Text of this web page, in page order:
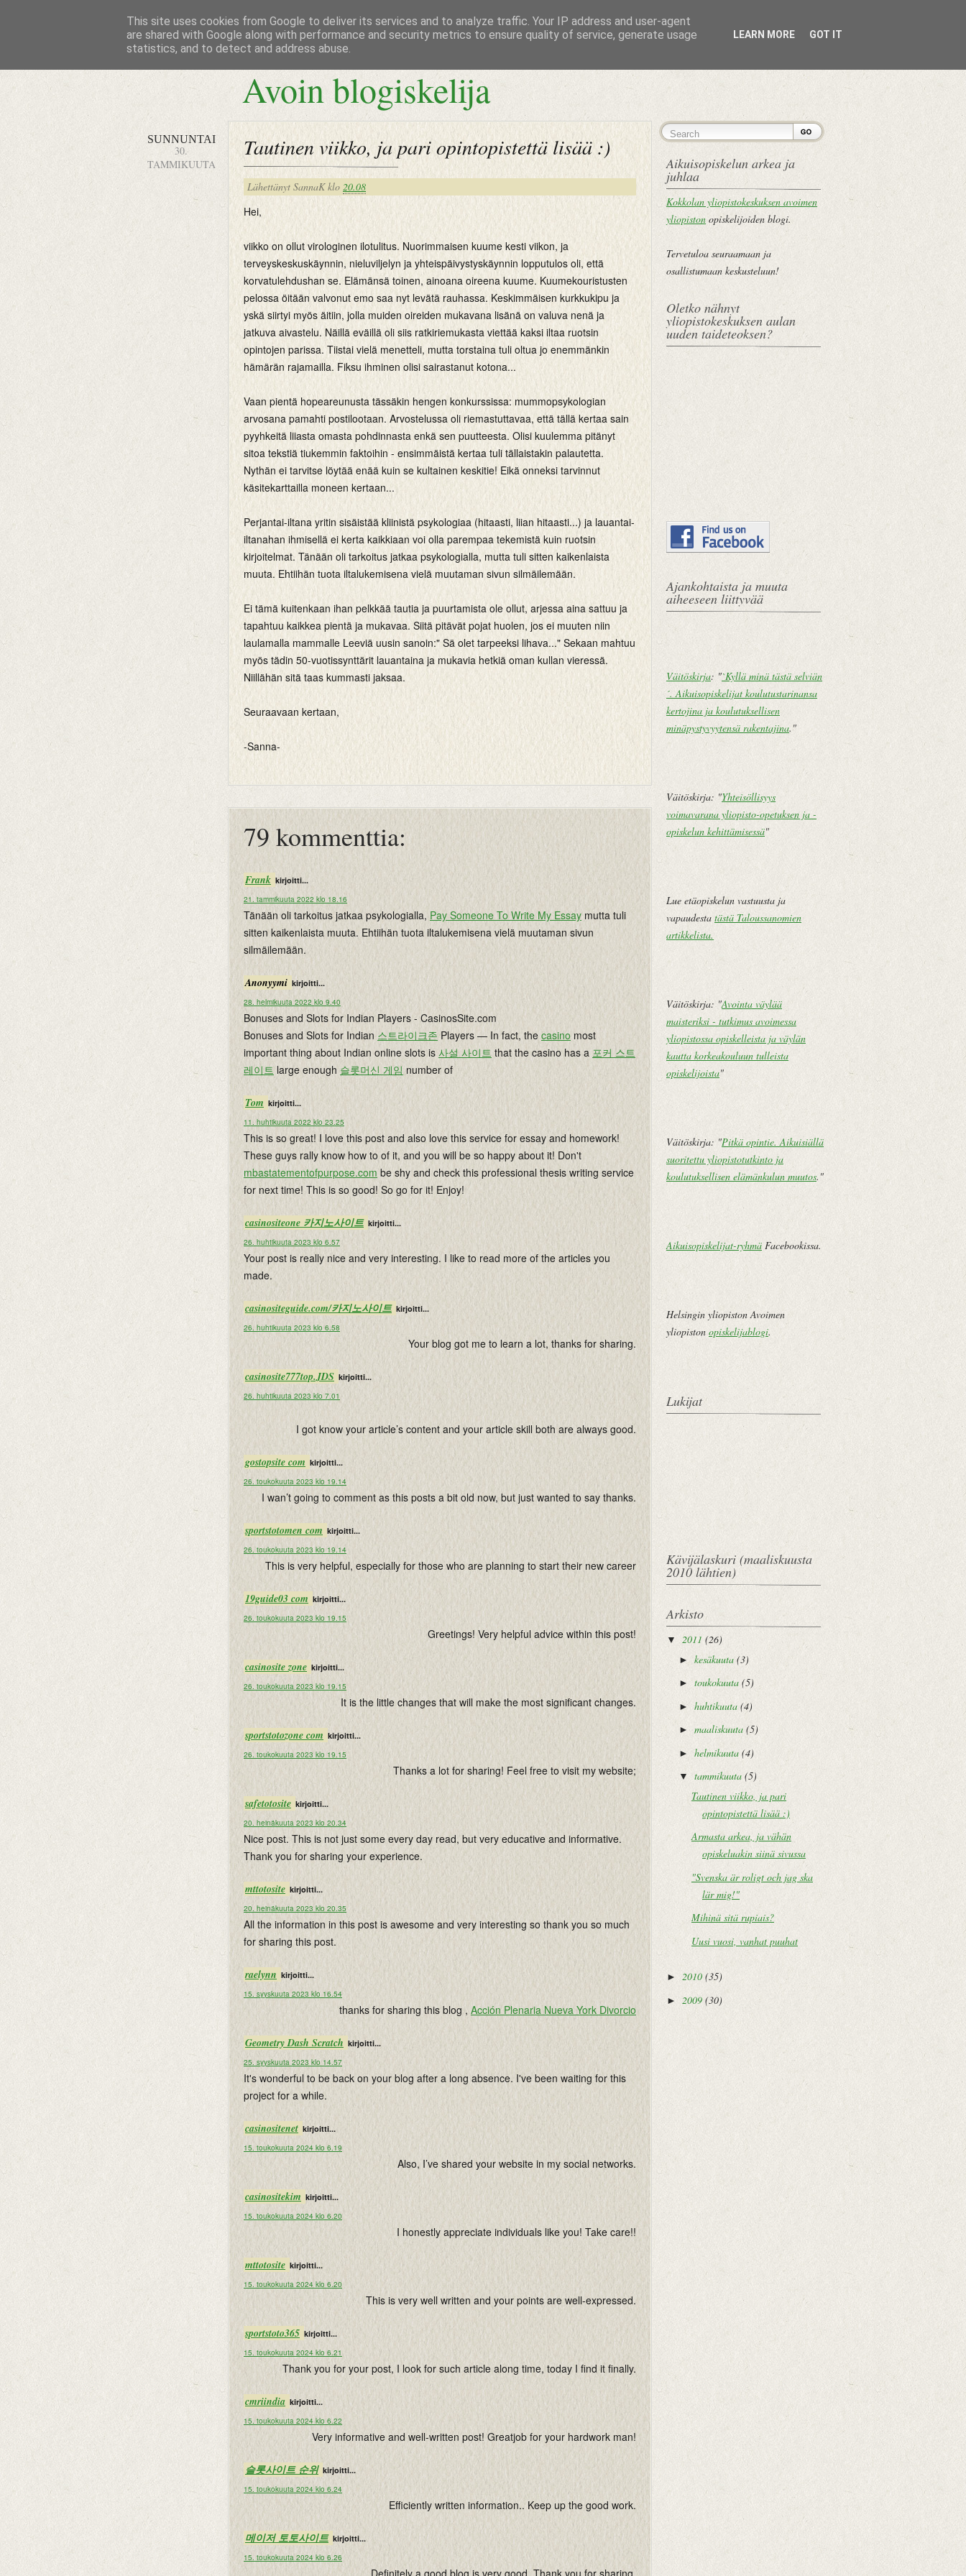
Avoin blogiskelija
SUNNUNTAI
30.
TAMMIKUUTA
Tautinen viikko, ja pari opintopistettä lisää :)
Lähettänyt SannaK klo 20.08
Hei,
viikko on ollut virologinen ilotulitus. Nuorimmaisen kuume kesti viikon, ja
terveyskeskuskäynnin, nieluviljelyn ja yhteispäivystyskäynnin lopputulos oli, että
korvatulehdushan se. Elämänsä toinen, ainoana oireena kuume. Kuumekouristusten
pelossa öitään valvonut emo saa nyt levätä rauhassa. Keskimmäisen kurkkukipu ja
yskä siirtyi myös äitiin, jolla muiden oireiden mukavana lisänä on valuva nenä ja
jatkuva aivastelu. Näillä eväillä oli siis ratkiriemukasta viettää kaksi iltaa ruotsin
opintojen parissa. Tiistai vielä menetteli, mutta torstaina tuli oltua jo enemmänkin
hämärän rajamailla. Fiksu ihminen olisi sairastanut kotona...
Vaan pientä hopeareunusta tässäkin hengen konkurssissa: mummopsykologian
arvosana pamahti postilootaan. Arvostelussa oli riemastuttavaa, että tällä kertaa sain
pyyhkeitä liiasta omasta pohdinnasta enkä sen puutteesta. Olisi kuulemma pitänyt
sitoa tekstiä tiukemmin faktoihin - ensimmäistä kertaa tuli tällaistakin palautetta.
Nythän ei tarvitse löytää enää kuin se kultainen keskitie! Eikä onneksi tarvinnut
käsitekarttailla moneen kertaan...
Perjantai-iltana yritin sisäistää kliinistä psykologiaa (hitaasti, liian hitaasti...) ja lauantai-
iltanahan ihmisellä ei kerta kaikkiaan voi olla parempaa tekemistä kuin ruotsin
kirjoitelmat. Tänään oli tarkoitus jatkaa psykologialla, mutta tuli sitten kaikenlaista
muuta. Ehtiihän tuota iltalukemisena vielä muutaman sivun silmäilemään.
Ei tämä kuitenkaan ihan pelkkää tautia ja puurtamista ole ollut, arjessa aina sattuu ja
tapahtuu kaikkea pientä ja mukavaa. Siitä pitävät pojat huolen, jos ei muuten niin
laulamalla mammalle Leeviä uusin sanoin:" Sä olet tarpeeksi lihava..." Sekaan mahtuu
myös tädin 50-vuotissynttärit lauantaina ja mukavia hetkiä oman kullan vieressä.
Niillähän sitä taas kummasti jaksaa.
Seuraavaan kertaan,
-Sanna-
79 kommenttia:
Frank kirjoitti...
21. tammikuuta 2022 klo 18.16
Tänään oli tarkoitus jatkaa psykologialla, Pay Someone To Write My Essay mutta tuli
sitten kaikenlaista muuta. Ehtiihän tuota iltalukemisena vielä muutaman sivun
silmäilemään.
Anonyymi kirjoitti...
28. helmikuuta 2022 klo 9.40
Bonuses and Slots for Indian Players - CasinosSite.com
Bonuses and Slots for Indian 스트라이크존Players — In fact, the casino most
important thing about Indian online slots is 사설 사이트 that the casino has a 포커 스트
레이트 large enough 슬롯머신 게임 number of
Tom kirjoitti...
11. huhtikuuta 2022 klo 23.25
This is so great! I love this post and also love this service for essay and homework!
These guys rally know how to of it, and you will be so happy about it! Don't
mbastatementofpurpose.com be shy and check this professional thesis writing service
for next time! This is so good! So go for it! Enjoy!
casinositeone 카지노사이트 kirjoitti...
26. huhtikuuta 2023 klo 6.57
Your post is really nice and very interesting. I like to read more of the articles you
made.
casinositeguide.com/카지노사이트 kirjoitti...
26. huhtikuuta 2023 klo 6.58
Your blog got me to learn a lot, thanks for sharing.
casinosite777top.JDS kirjoitti...
26. huhtikuuta 2023 klo 7.01
I got know your article’s content and your article skill both are always good.
gostopsite com kirjoitti...
26. toukokuuta 2023 klo 19.14
I wan’t going to comment as this posts a bit old now, but just wanted to say thanks.
sportstotomen com kirjoitti...
26. toukokuuta 2023 klo 19.14
This is very helpful, especially for those who are planning to start their new career
19guide03 com kirjoitti...
26. toukokuuta 2023 klo 19.15
Greetings! Very helpful advice within this post!
casinosite zone kirjoitti...
26. toukokuuta 2023 klo 19.15
It is the little changes that will make the most significant changes.
sportstotozone com kirjoitti...
26. toukokuuta 2023 klo 19.15
Thanks a lot for sharing! Feel free to visit my website;
safetotosite kirjoitti...
20. heinäkuuta 2023 klo 20.34
Nice post. This is not just some every day read, but very educative and informative.
Thank you for sharing your experience.
mttotosite kirjoitti...
20. heinäkuuta 2023 klo 20.35
All the information in this post is awesome and very interesting so thank you so much
for sharing this post.
raelynn kirjoitti...
15. syyskuuta 2023 klo 16.54
thanks for sharing this blog , Acción Plenaria Nueva York Divorcio
Geometry Dash Scratch kirjoitti...
25. syyskuuta 2023 klo 14.57
It's wonderful to be back on your blog after a long absence. I've been waiting for this
project for a while.
casinositenet kirjoitti...
15. toukokuuta 2024 klo 6.19
Also, I’ve shared your website in my social networks.
casinositekim kirjoitti...
15. toukokuuta 2024 klo 6.20
I honestly appreciate individuals like you! Take care!!
mttotosite kirjoitti...
15. toukokuuta 2024 klo 6.20
This is very well written and your points are well-expressed.
sportstoto365 kirjoitti...
15. toukokuuta 2024 klo 6.21
Thank you for your post, I look for such article along time, today I find it finally.
cmriindia kirjoitti...
15. toukokuuta 2024 klo 6.22
Very informative and well-written post! Greatjob for your hardwork man!
슬롯사이트 순위 kirjoitti...
15. toukokuuta 2024 klo 6.24
Efficiently written information.. Keep up the good work.
메이저 토토사이트 kirjoitti...
15. toukokuuta 2024 klo 6.26
Definitely a good blog is very good. Thank you for sharing.
E
Aikuisopiskelun arkea ja
juhlaa
Kokkolan yliopistokeskuksen avoimen
yliopiston opiskelijoiden blogi.
Tervetuloa seuraamaan ja
osallistumaan keskusteluun!
Oletko nähnyt
yliopistokeskuksen aulan
uuden taideteoksen?
Ajankohtaista ja muuta
aiheeseen liittyvää
Väitöskirja: "`Kyllä minä tästä selviän
´. Aikuisopiskelijat koulutustarinansa
kertojina ja koulutuksellisen
minäpystyvyytensä rakentajina."
Väitöskirja: "Yhteisöllisyys
voimavarana yliopisto-opetuksen ja -
opiskelun kehittämisessä"
Lue etäopiskelun vastuusta ja
vapaudesta tästä Taloussanomien
artikkelista.
Väitöskirja: "Avointa väylää
maisteriksi - tutkimus avoimessa
yliopistossa opiskelleista ja väylän
kautta korkeakouluun tulleista
opiskelijoista"
Väitöskirja: "Pitkä opintie. Aikuisiällä
suoritettu yliopistotutkinto ja
koulutuksellisen elämänkulun muutos."
Aikuisopiskelijat-ryhmä Facebookissa.
Helsingin yliopiston Avoimen
yliopiston opiskelijablogi.
Lukijat
Kävijälaskuri (maaliskuusta
2010 lähtien)
Arkisto
▼ 2011 (26)
► kesäkuuta (3)
► toukokuuta (5)
► huhtikuuta (4)
► maaliskuuta (5)
► helmikuuta (4)
▼ tammikuuta (5)
Tautinen viikko, ja pari
opintopistettä lisää :)
Armasta arkea, ja vähän
opiskeluakin siinä sivussa
"Svenska är roligt och jag ska
lär mig!"
Mihinä sitä rupiais?
Uusi vuosi, vanhat puuhat
► 2010 (35)
► 2009 (30)
This site uses cookies from Google to deliver its services and to analyze traffic. Your IP address and user-agent
are shared with Google along with performance and security metrics to ensure quality of service, generate usage
statistics, and to detect and address abuse.
LEARN MORE GOT IT